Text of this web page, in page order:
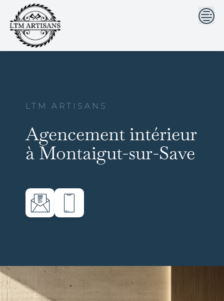
```html```
content
LTM ARTISANS
Agencement intérieur
à Montaigut-sur-Save